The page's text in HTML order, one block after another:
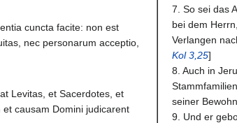
cuncta facite: non est
nec personarum acceptio,
Levitas, et Sacerdotes, et
causam Domini judicarent
7. So sei das
bei dem
Verlangen
Kol 3,25]
8. Auch in
seiner
9. Und er